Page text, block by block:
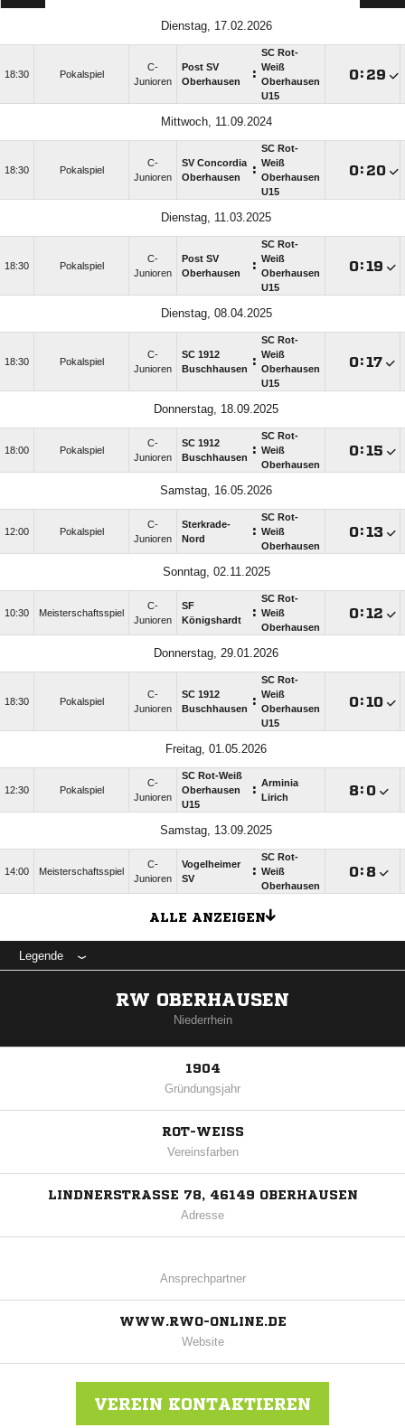
Dienstag, 17.02.2026
18:30 Pokalspiel
C-
Junioren
Post SV
Oberhausen
:
SC Rot-
Weiß
Oberhausen
U15
: 
Mittwoch, 11.09.2024
18:30 Pokalspiel
C-
Junioren
SV Concordia
Oberhausen
:
SC Rot-
Weiß
Oberhausen
U15
: 
Dienstag, 11.03.2025
18:30 Pokalspiel
C-
Junioren
Post SV
Oberhausen
:
SC Rot-
Weiß
Oberhausen
U15
:
Dienstag, 08.04.2025
18:30 Pokalspiel
C-
Junioren
SC 1912
Buschhausen :
SC Rot-
Weiß
Oberhausen
U15
:
Donnerstag, 18.09.2025
18:00 Pokalspiel
C-
Junioren
SC 1912
Buschhausen :
SC Rot-
Weiß
Oberhausen
:
Samstag, 16.05.2026
12:00 Pokalspiel
C-
Junioren
Sterkrade-
Nord
:
SC Rot-
Weiß
Oberhausen
:
Sonntag, 02.11.2025
10:30 Meisterschaftsspiel
C-
Junioren
SF
Königshardt
:
SC Rot-
Weiß
Oberhausen
:
Donnerstag, 29.01.2026
18:30 Pokalspiel
C-
Junioren
SC 1912
Buschhausen :
SC Rot-
Weiß
Oberhausen
U15
:
Freitag, 01.05.2026
12:30 Pokalspiel
C-
Junioren
SC Rot-Weiß
Oberhausen
U15
: Arminia
Lirich
: 
Samstag, 13.09.2025
14:00 Meisterschaftsspiel
C-
Junioren
Vogelheimer
SV
:
SC Rot-
Weiß
Oberhausen
: 
ALLE ANZEIGEN
Legende
RW OBERHAUSEN
Niederrhein
1904
Gründungsjahr
ROT-WEISS
Vereinsfarben
LINDNERSTRASSE 78, 46149 OBERHAUSEN
Adresse
Ansprechpartner
WWW.RWO-ONLINE.DE
Website
VEREIN KONTAKTIEREN